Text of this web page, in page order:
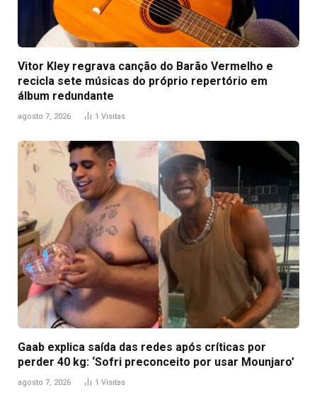
Vitor Kley regrava canção do Barão Vermelho e
recicla sete músicas do próprio repertório em
álbum redundante
agosto 7, 2026 1 Visitas
Gaab explica saída das redes após críticas por
perder 40 kg: ‘Sofri preconceito por usar Mounjaro’
agosto 7, 2026 1 Visitas